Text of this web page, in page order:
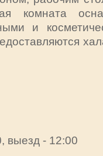
комната
и
выезд - 12:00